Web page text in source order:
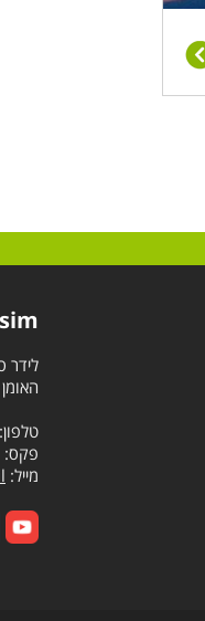
לידר סיני 2022
האומן 17, חדרה
טלפון: 077-7060890
פקס: 04-6323192
מייל: